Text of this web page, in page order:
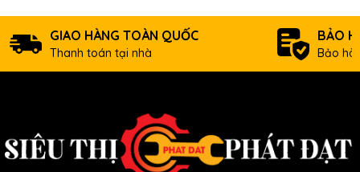
GIAO HÀNG TOÀN QUỐC
Thanh toán tại nhà
BẢO
Bảo